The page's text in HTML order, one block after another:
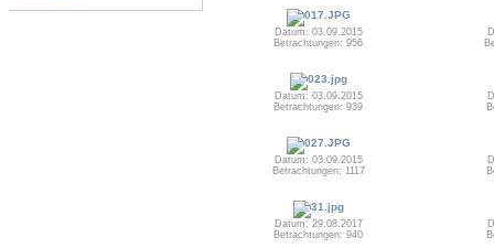
Datum: 03.09.2015
Betrachtungen: 956
Datum: 03.09.2015
Betrachtungen: 939
Datum: 03.09.2015
Betrachtungen: 1117
Datum: 29.08.2017
Betrachtungen: 940